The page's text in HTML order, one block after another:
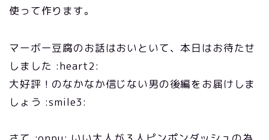
使って作ります。
マーボー豆腐のお話はおいといて、本日はお待たせ
しました :heart2:
大好評！のなかなか信じない男の後編をお届けしま
しょう :smile3: